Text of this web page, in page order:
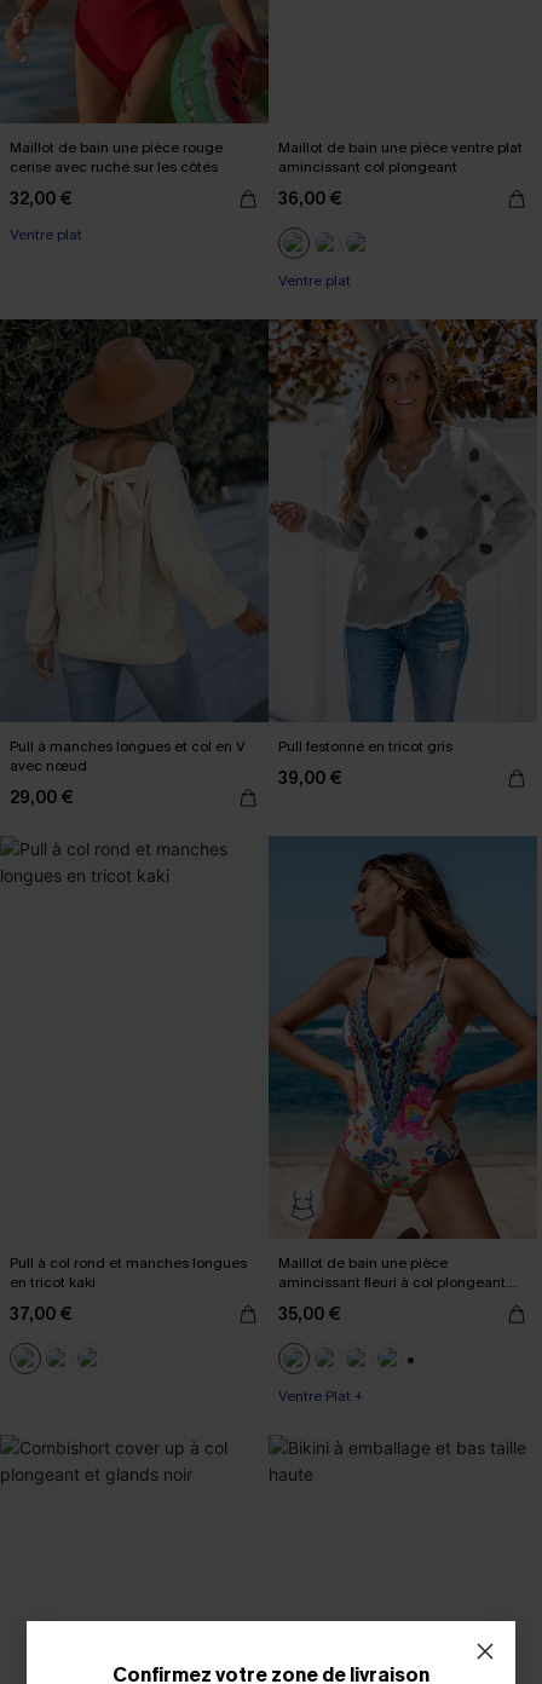
Maillot de bain une pièce rouge
cerise avec ruché sur les côtés
32,00 €
Ventre plat
Maillot de bain une pièce ventre plat
amincissant col plongeant
36,00 €
Ventre plat
Pull à manches longues et col en V
avec nœud
29,00 €
Pull festonné en tricot gris
39,00 €
Pull à col rond et manches longues
en tricot kaki
37,00 €
Maillot de bain une pièce
amincissant fleuri à col plongeant
35,00 €
Ventre Plat +
Confirmez votre zone de livraison